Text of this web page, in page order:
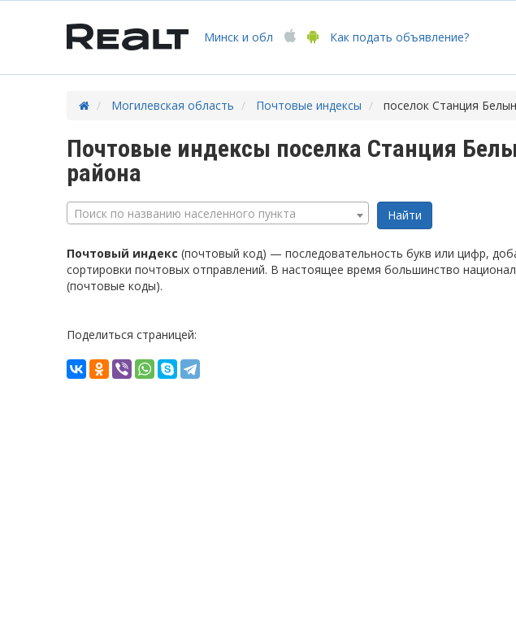
Минск и обл Как подать объявление?
Могилевская область Почтовые индексы поселок Станция
Почтовые индексы поселка Станция
района
Поиск по названию населенного пункта
Почтовый индекс (почтовый код) — последовательность букв или цифр,
сортировки почтовых отправлений. В настоящее время большинство
(почтовые коды).
Поделиться страницей: